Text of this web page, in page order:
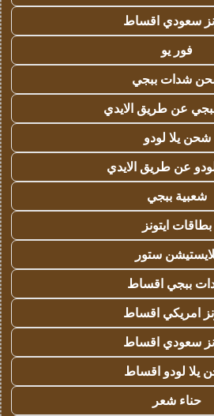
سعودي اقساط
فور يو
شدات ببجي
عن طريق الايدي
شحن يلا لودو
عن طريق الايدي
شعبية ببجي
بطاقات ايتونز
ستور
ببجي اقساط
امريكي اقساط
سعودي اقساط
يلا لودو اقساط
حناء شعر